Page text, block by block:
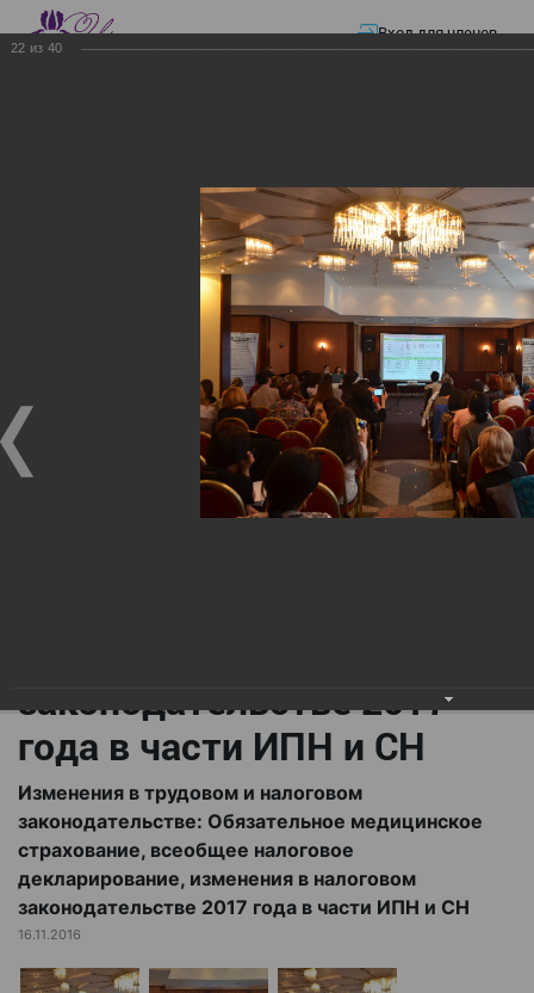
Вход для членов
Презентации—
Изменения в трудовом и налоговом
законодательстве: Обязательное медицинское страхование, всеобщее
налоговое декларирование, изменения в налоговом законодательстве
2017 года в части ИПН и СН
Изменения в трудовом и
налоговом
законодательстве:
Обязательное
медицинское страхование,
законодательстве 2017
года в части ИПН и СН
Изменения в трудовом и налоговом
законодательстве: Обязательное медицинское
страхование, всеобщее налоговое
декларирование, изменения в налоговом
законодательстве 2017 года в части ИПН и СН
16.11.2016
22 из 40